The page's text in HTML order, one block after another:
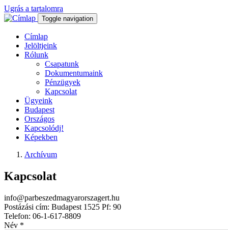
Ugrás a tartalomra
Toggle navigation
Címlap
Jelöltjeink
Rólunk
Csapatunk
Dokumentumaink
Pénzügyek
Kapcsolat
Ügyeink
Budapest
Országos
Kapcsolódj!
Képekben
Archívum
Kapcsolat
info@parbeszedmagyarorszagert.hu
Postázási cím: Budapest 1525 Pf: 90
Telefon: 06-1-617-8809
Név *